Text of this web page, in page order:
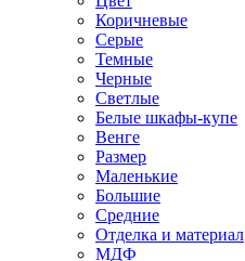
Коричневые
Серые
Темные
Черные
Светлые
Белые шкафы-купе
Венге
Размер
Маленькие
Большие
Средние
Отделка и материал
МДФ